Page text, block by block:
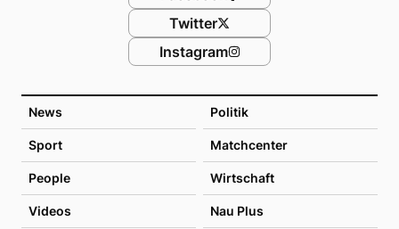
News Politik
Sport Matchcenter
People Wirtschaft
Videos Nau Plus
Twitter
Instagram